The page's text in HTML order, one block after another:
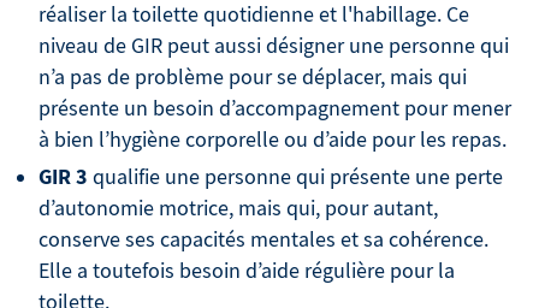
réaliser la toilette quotidienne et l'habillage. Ce
niveau de GIR peut aussi désigner une personne qui
n’a pas de problème pour se déplacer, mais qui
présente un besoin d’accompagnement pour mener
à bien l’hygiène corporelle ou d’aide pour les repas.
GIR 3 qualifie une personne qui présente une perte
d’autonomie motrice, mais qui, pour autant,
conserve ses capacités mentales et sa cohérence.
Elle a toutefois besoin d’aide régulière pour la